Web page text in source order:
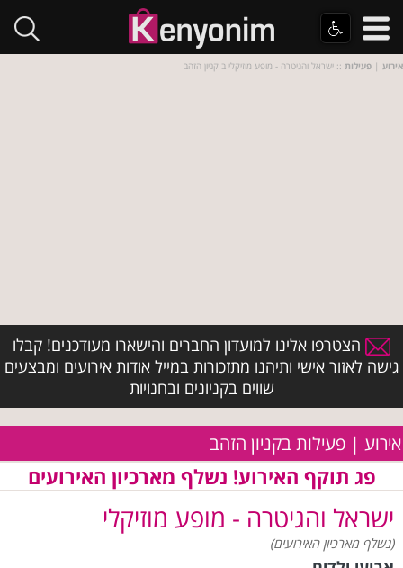
אירוע | פעילות :: ישראל והגיטרה - מופע מוזיקלי ב קניון הזהב
הצטרפו אלינו למועדון החברים והישארו מעודכנים! קבלו
גישה לאזור אישי ותיהנו מתזכורות במייל אודות אירועים ומבצעים
שווים בקניונים ובחנויות
אירוע | פעילות בקניון הזהב
פג תוקף האירוע! נשלף מארכיון האירועים
ישראל והגיטרה - מופע מוזיקלי
(נשלף מארכיון האירועים)